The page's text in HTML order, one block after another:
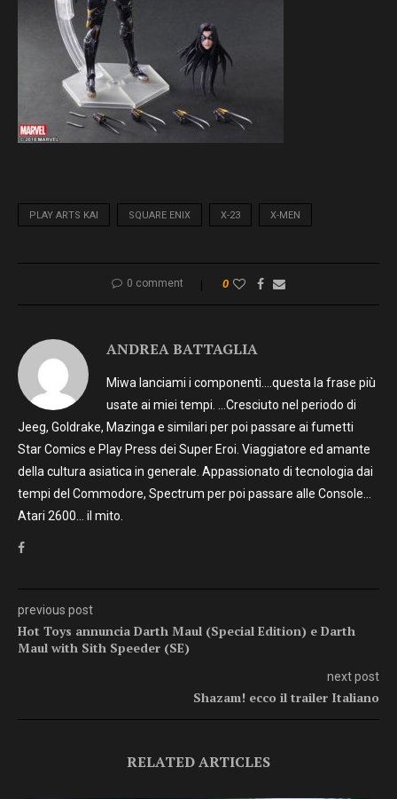
PLAY ARTS KAI SQUARE ENIX X-23 X-MEN
0 comment 0
ANDREA BATTAGLIA
Miwa lanciami i componenti….questa la frase più
usate ai miei tempi. …Cresciuto nel periodo di
Jeeg, Goldrake, Mazinga e similari per poi passare ai fumetti
Star Comics e Play Press dei Super Eroi. Viaggiatore ed amante
della cultura asiatica in generale. Appassionato di tecnologia dai
tempi del Commodore, Spectrum per poi passare alle Console…
Atari 2600… il mito.
previous post
Hot Toys annuncia Darth Maul (Special Edition) e Darth
Maul with Sith Speeder (SE)
next post
Shazam! ecco il trailer Italiano
RELATED ARTICLES